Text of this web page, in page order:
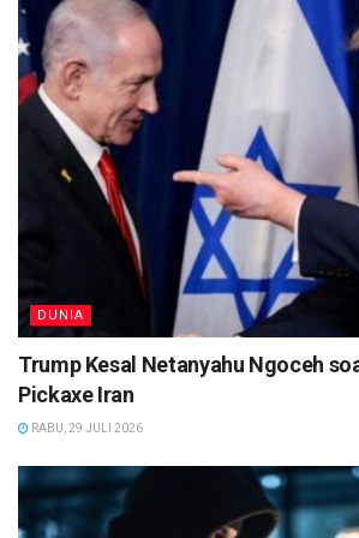
DUNIA
Trump Kesal Netanyahu Ngoceh
Pickaxe Iran
RABU, 29 JULI 2026